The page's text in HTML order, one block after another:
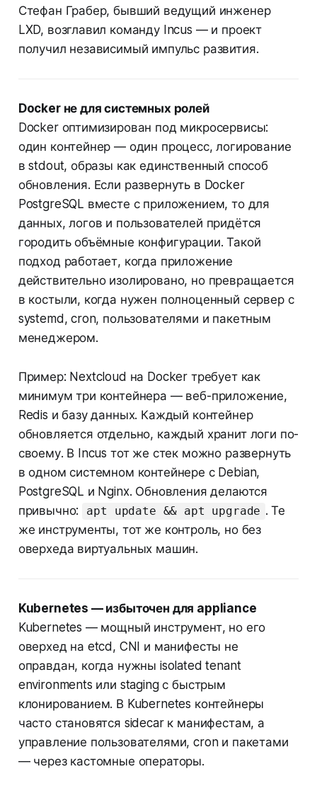
Стефан Грабер, бывший ведущий инженер
LXD, возглавил команду Incus — и проект
получил независимый импульс развития.
Docker не для системных ролей
Docker оптимизирован под микросервисы:
один контейнер — один процесс, логирование
в stdout, образы как единственный способ
обновления. Если развернуть в Docker
PostgreSQL вместе с приложением, то для
данных, логов и пользователей придётся
городить объёмные конфигурации. Такой
подход работает, когда приложение
действительно изолировано, но превращается
в костыли, когда нужен полноценный сервер с
systemd, cron, пользователями и пакетным
менеджером.
Пример: Nextcloud на Docker требует как
минимум три контейнера — веб-приложение,
Redis и базу данных. Каждый контейнер
обновляется отдельно, каждый хранит логи по-
своему. В Incus тот же стек можно развернуть
в одном системном контейнере с Debian,
PostgreSQL и Nginx. Обновления делаются
привычно:
apt update && apt upgrade . Те
же инструменты, тот же контроль, но без
оверхеда виртуальных машин.
Kubernetes — избыточен для appliance
Kubernetes — мощный инструмент, но его
оверхед на etcd, CNI и манифесты не
оправдан, когда нужны isolated tenant
environments или staging с быстрым
клонированием. В Kubernetes контейнеры
часто становятся sidecar к манифестам, а
управление пользователями, cron и пакетами
— через кастомные операторы.